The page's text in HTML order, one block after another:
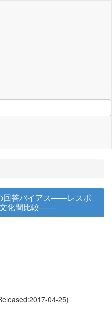
回答バイアス――レスポ
文化間比較――
04-25)